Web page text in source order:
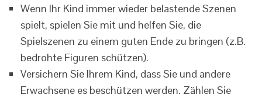
Wenn Ihr Kind immer wieder belastende Szenen
spielt, spielen Sie mit und helfen Sie, die
Spielszenen zu einem guten Ende zu bringen (z.B.
bedrohte Figuren schützen).
Versichern Sie Ihrem Kind, dass Sie und andere
Erwachsene es beschützen werden. Zählen Sie